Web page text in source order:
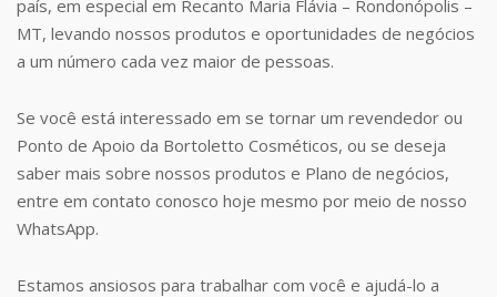
país, em especial em Recanto Maria Flávia – Rondonópolis –
MT, levando nossos produtos e oportunidades de negócios
a um número cada vez maior de pessoas.
Se você está interessado em se tornar um revendedor ou
Ponto de Apoio da Bortoletto Cosméticos, ou se deseja
saber mais sobre nossos produtos e Plano de negócios,
entre em contato conosco hoje mesmo por meio de nosso
WhatsApp.
Estamos ansiosos para trabalhar com você e ajudá-lo a